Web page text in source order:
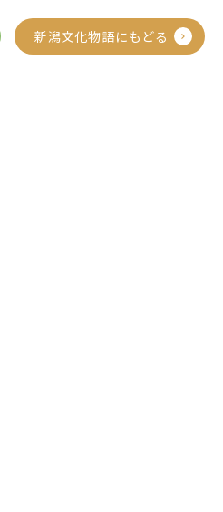
新潟文化物語にもどる